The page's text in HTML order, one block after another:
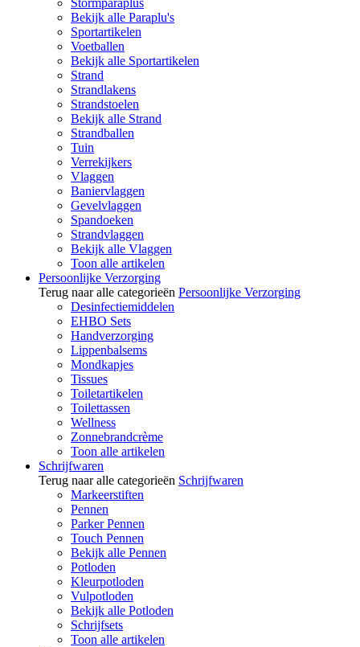
Stormparaplus
Bekijk alle Paraplu's
Sportartikelen
Voetballen
Bekijk alle Sportartikelen
Strand
Strandlakens
Strandstoelen
Bekijk alle Strand
Strandballen
Tuin
Verrekijkers
Vlaggen
Baniervlaggen
Gevelvlaggen
Spandoeken
Strandvlaggen
Bekijk alle Vlaggen
Toon alle artikelen
Persoonlijke Verzorging
Terug naar alle categorieën Persoonlijke Verzorging
Desinfectiemiddelen
EHBO Sets
Handverzorging
Lippenbalsems
Mondkapjes
Tissues
Toiletartikelen
Toilettassen
Wellness
Zonnebrandcrème
Toon alle artikelen
Schrijfwaren
Terug naar alle categorieën Schrijfwaren
Markeerstiften
Pennen
Parker Pennen
Touch Pennen
Bekijk alle Pennen
Potloden
Kleurpotloden
Vulpotloden
Bekijk alle Potloden
Schrijfsets
Toon alle artikelen